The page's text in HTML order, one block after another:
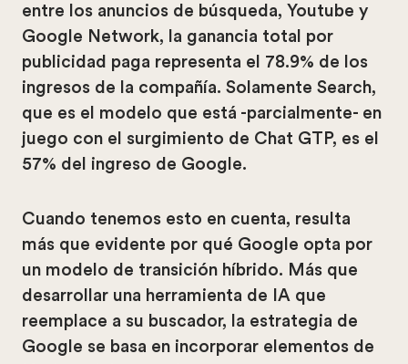
entre los anuncios de búsqueda, Youtube y
Google Network, la ganancia total por
publicidad paga representa el 78.9% de los
ingresos de la compañía. Solamente Search,
que es el modelo que está -parcialmente- en
juego con el surgimiento de Chat GTP, es el
57% del ingreso de Google.
Cuando tenemos esto en cuenta, resulta
más que evidente por qué Google opta por
un modelo de transición híbrido. Más que
desarrollar una herramienta de IA que
reemplace a su buscador, la estrategia de
Google se basa en incorporar elementos de